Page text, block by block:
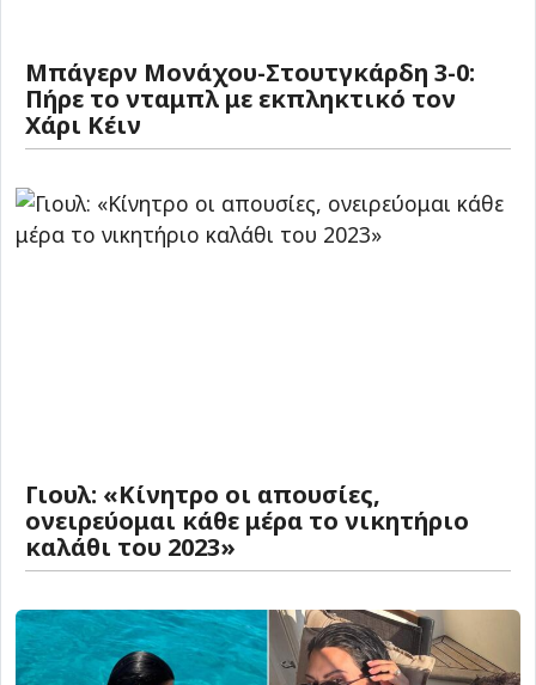
Μπάγερν Μονάχου-Στουτγκάρδη 3-0:
Πήρε το νταμπλ με εκπληκτικό τον
Χάρι Κέιν
Γιουλ: «Κίνητρο οι απουσίες,
ονειρεύομαι κάθε μέρα το νικητήριο
καλάθι του 2023»